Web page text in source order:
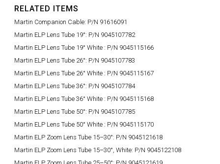
RELATED ITEMS
Martin Companion Cable: P/N 91616091
Martin ELP Lens Tube 19°: P/N 9045107782
Martin ELP Lens Tube 19° White : P/N 9045115166
Martin ELP Lens Tube 26°: P/N 9045107783
Martin ELP Lens Tube 26° White : P/N 9045115167
Martin ELP Lens Tube 36°: P/N 9045107784
Martin ELP Lens Tube 36° White : P/N 9045115168
Martin ELP Lens Tube 50°: P/N 9045107785
Martin ELP Lens Tube 50° White : P/N 9045115170
Martin ELP Zoom Lens Tube 15–30°: P/N 9045121618
Martin ELP Zoom Lens Tube 15–30°, White: P/N 9045122108